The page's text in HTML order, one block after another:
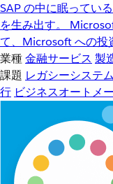
SAP の中に眠ってい
を生み出す。
て、Microsoft への投
業種金融サービス 製
課題 レガシーシステ
行 ビジネスオートメ